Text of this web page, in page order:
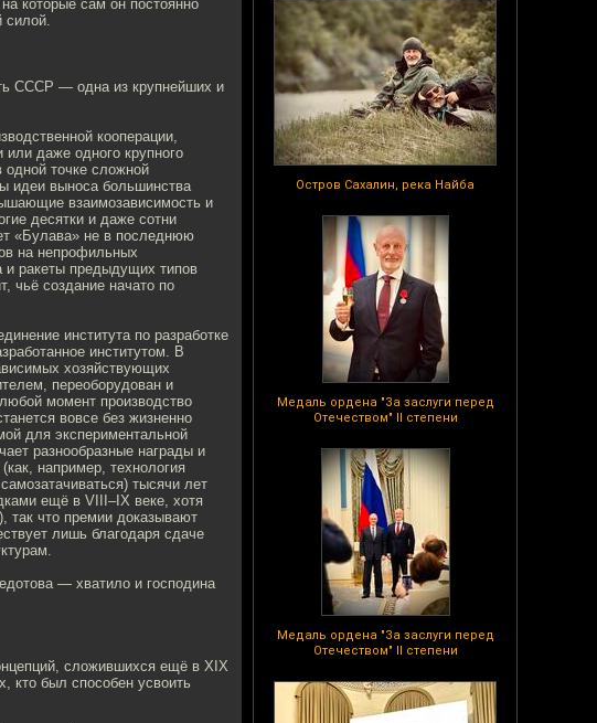
Остров Сахалин, река Найба
Медаль ордена "За заслуги перед
Отечеством" II степени
Медаль ордена "За заслуги перед
Отечеством" II степени
которые сам он постоянно
силой.
СССР — одна из крупнейших и
кооперации,
даже одного крупного
точке сложной
идеи выноса большинства
взаимозависимость и
десятки и даже сотни
«Булава» не в последнюю
на непрофильных
и ракеты предыдущих типов
чьё создание начато по
института по разработке
институтом. В
хозяйствующих
переоборудован и
момент производство
вовсе без жизненно
для экспериментальной
разнообразные награды и
например, технология
тысячи лет
ещё в VIII–IX веке, хотя
так что премии доказывают
лишь благодаря сдаче
— хватило и господина
сложившихся ещё в XIX
кто был способен усвоить